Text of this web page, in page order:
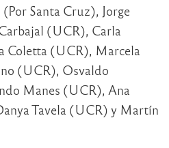
Santa Cruz), Jorge
(UCR), Carla
Coletta (UCR), Marcela
(UCR), Osvaldo
Manes (UCR), Ana
Tavela (UCR) y Martín